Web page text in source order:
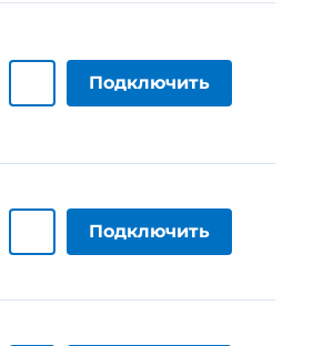
Подключить
Подключить